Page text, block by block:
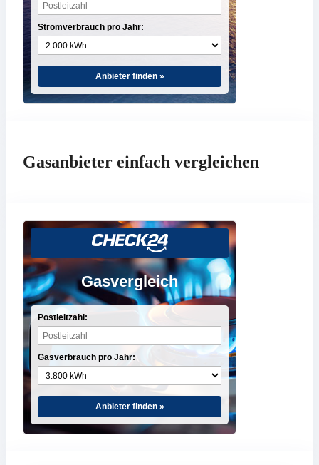
Stromverbrauch pro Jahr:
Anbieter finden »
Gasanbieter einfach vergleichen
Gasvergleich
Postleitzahl:
Gasverbrauch pro Jahr:
Anbieter finden »